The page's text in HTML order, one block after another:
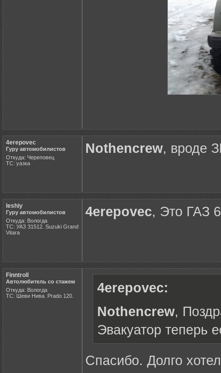
4erepovec
Гуру автомобилистов
Откуда: Череповец
ТС: уазка
Nothencrew, вроде
leshiy
Гуру автомобилистов
Откуда: Вологда
ТС: УАЗ 31512. Suzuki Grand
Vitara
4erepovec, Это ГАЗ
Finntroll
Автолюбитель со стажем
Откуда: Вологда
ТС: Шеви Нива. Prado 120.
4erepovec:
Nothencrew,
Эвакуатор теперь
Спасибо. Долго